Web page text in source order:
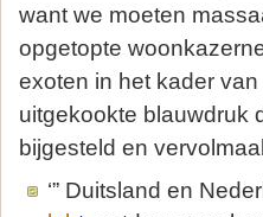
want we moeten
opgetopte
exoten in het kader
uitgekookte blauwdruk
bijgesteld en
‘” Duitsland en